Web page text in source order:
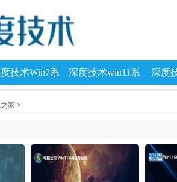
技术Win7系 深度技术win11系 深度
家 >